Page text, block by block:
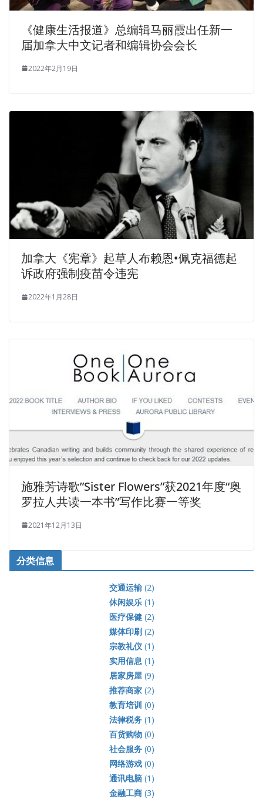
《健康生活报道》总编辑马丽霞出任新一
届加拿大中文记者和编辑协会会长
2022年2月19日
加拿大《宪章》起草人布赖恩•佩克福德起
诉政府强制疫苗令违宪
2022年1月28日
施雅芳诗歌”Sister Flowers”获2021年度“奥
罗拉人共读一本书”写作比赛一等奖
2021年12月13日
分类信息
交通运输(2)
休闲娱乐(1)
医疗保健(2)
媒体印刷(2)
宗教礼仪(1)
实用信息(1)
居家房屋(9)
推荐商家(2)
教育培训 (0)
法律税务(1)
百货购物(0)
社会服务(0)
网络游戏(0)
通讯电脑(1)
金融工商(3)